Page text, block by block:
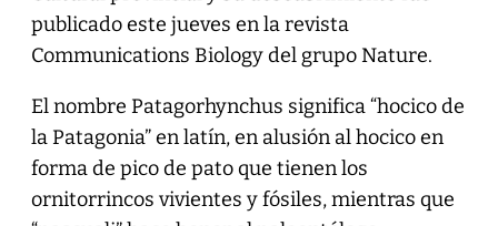
publicado este jueves en la revista
Communications Biology del grupo Nature.
El nombre Patagorhynchus significa “hocico de
la Patagonia” en latín, en alusión al hocico en
forma de pico de pato que tienen los
ornitorrincos vivientes y fósiles, mientras que